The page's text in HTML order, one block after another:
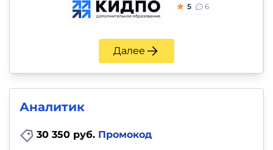
5 6
Далее
Аналитик
30 350 руб. Промокод